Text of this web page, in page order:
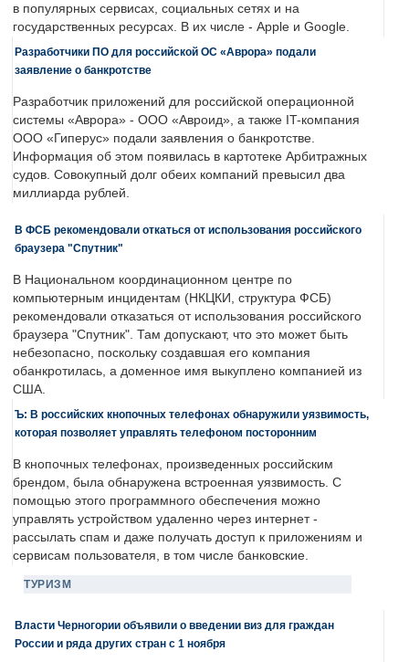
в популярных сервисах, социальных сетях и на
государственных ресурсах. В их числе - Apple и Google.
Разработчики ПО для российской ОС «Аврора» подали
заявление о банкротстве
Разработчик приложений для российской операционной
системы «Аврора» - ООО «Авроид», а также IT-компания
ООО «Гиперус» подали заявления о банкротстве.
Информация об этом появилась в картотеке Арбитражных
судов. Совокупный долг обеих компаний превысил два
миллиарда рублей.
В ФСБ рекомендовали откаться от использования российского
браузера "Спутник"
В Национальном координационном центре по
компьютерным инцидентам (НКЦКИ, структура ФСБ)
рекомендовали отказаться от использования российского
браузера "Спутник". Там допускают, что это может быть
небезопасно, поскольку создавшая его компания
обанкротилась, а доменное имя выкуплено компанией из
США.
Ъ: В российских кнопочных телефонах обнаружили уязвимость,
которая позволяет управлять телефоном посторонним
В кнопочных телефонах, произведенных российским
брендом, была обнаружена встроенная уязвимость. С
помощью этого программного обеспечения можно
управлять устройством удаленно через интернет -
рассылать спам и даже получать доступ к приложениям и
сервисам пользователя, в том числе банковские.
ТУРИЗМ
Власти Черногории объявили о введении виз для граждан
России и ряда других стран с 1 ноября